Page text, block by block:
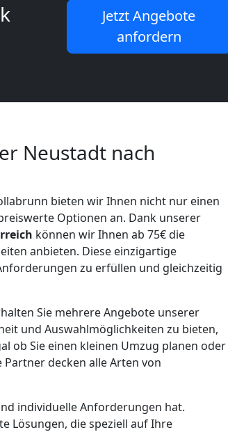
Jetzt Angebote
anfordern
Neustadt nach
bieten wir Ihnen nicht nur einen
Optionen an. Dank unserer
können wir Ihnen ab 75€ die
anbieten. Diese einzigartige
zu erfüllen und gleichzeitig
Sie mehrere Angebote unserer
und Auswahlmöglichkeiten zu bieten,
ob Sie einen kleinen Umzug planen oder
decken alle Arten von
individuelle Anforderungen hat.
Lösungen, die speziell auf Ihre